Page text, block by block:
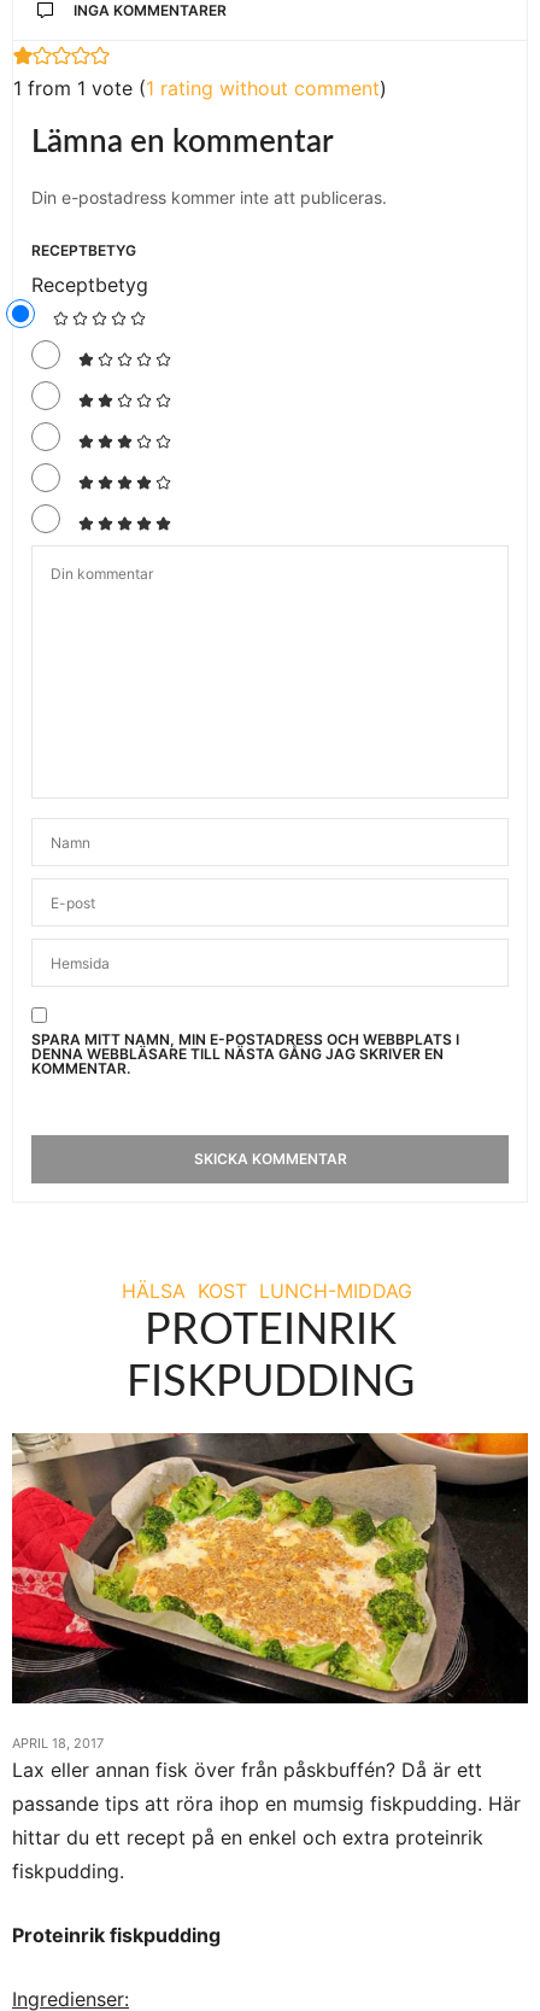
INGA KOMMENTARER
1 from 1 vote (1 rating without comment)
Lämna en kommentar
Din e-postadress kommer inte att publiceras.
RECEPTBETYG
Receptbetyg
SPARA MITT NAMN, MIN E-POSTADRESS OCH WEBBPLATS I
DENNA WEBBLÄSARE TILL NÄSTA GÅNG JAG SKRIVER EN
KOMMENTAR.
HÄLSA KOST LUNCH-MIDDAG
PROTEINRIK
FISKPUDDING
APRIL 18, 2017
Lax eller annan fisk över från påskbuffén? Då är ett
passande tips att röra ihop en mumsig fiskpudding. Här
hittar du ett recept på en enkel och extra proteinrik
fiskpudding.
Proteinrik fiskpudding
Ingredienser: